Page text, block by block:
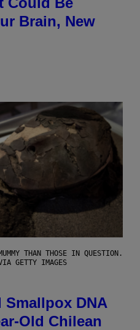
Brain, New
THAN THOSE IN QUESTION.
GETTY IMAGES
DNA
Old Chilean